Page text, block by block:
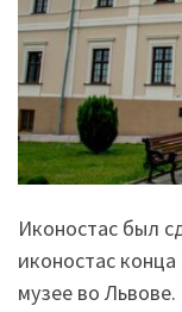
Иконостас был
иконостас
музее во Львове.